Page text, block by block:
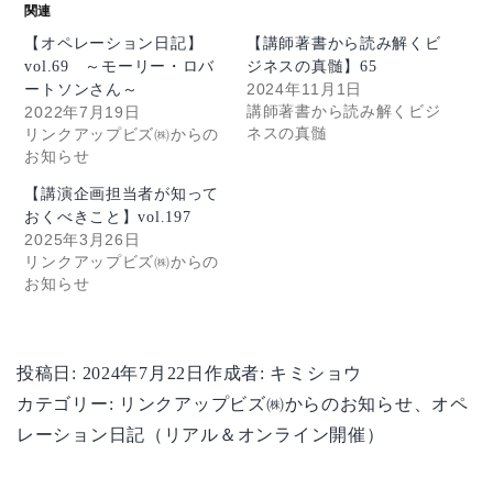
関連
【オペレーション日記】
vol.69 ～モーリー・ロバ
ートソンさん～
2022年7月19日
リンクアップビズ㈱からの
お知らせ
【講師著書から読み解くビ
ジネスの真髄】65
2024年11月1日
講師著書から読み解くビジ
ネスの真髄
【講演企画担当者が知って
おくべきこと】vol.197
2025年3月26日
リンクアップビズ㈱からの
お知らせ
投稿日: 2024年7月22日 作成者: キミショウ
カテゴリー: リンクアップビズ㈱からのお知らせ
オペ
レーション日記（リアル＆オンライン開催）